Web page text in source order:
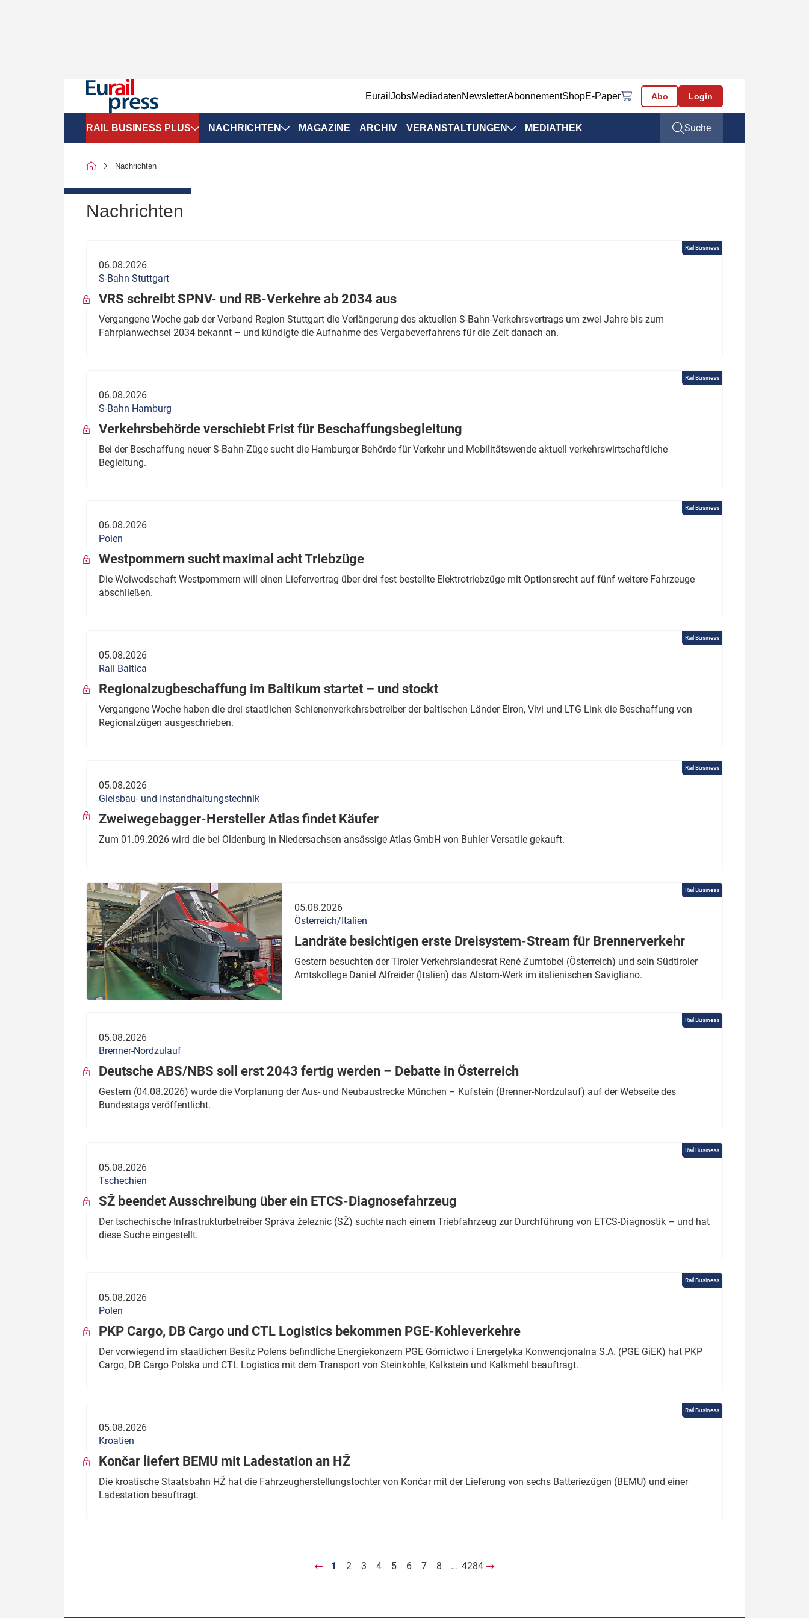
EurailJobsMediadatenNewsletterAbonnementShopE-Paper Abo Login
RAIL BUSINESS PLUS
SPNV-Marktdaten
Politik
wen?
Thema des Monats
Dossier: Generalsanierung
Dossier: ETCS
NACHRICHTEN
ÖPNV
MAGAZINE ARCHIV VERANSTALTUNGEN MEDIATHEK Suche
Nachrichten
Nachrichten
Rail Business
06.08.2026
S-Bahn Stuttgart
VRS schreibt SPNV- und RB-Verkehre ab 2034 aus
Vergangene Woche gab der Verband Region Stuttgart die Verlängerung des aktuellen S-Bahn-Verkehrsvertrags um zwei Jahre bis zum
Fahrplanwechsel 2034 bekannt – und kündigte die Aufnahme des Vergabeverfahrens für die Zeit danach an.
Rail Business
06.08.2026
S-Bahn Hamburg
Verkehrsbehörde verschiebt Frist für Beschaffungsbegleitung
Bei der Beschaffung neuer S-Bahn-Züge sucht die Hamburger Behörde für Verkehr und Mobilitätswende aktuell verkehrswirtschaftliche
Begleitung.
Rail Business
06.08.2026
Polen
Westpommern sucht maximal acht Triebzüge
Die Woiwodschaft Westpommern will einen Liefervertrag über drei fest bestellte Elektrotriebzüge mit Optionsrecht auf fünf weitere Fahrzeuge
abschließen.
Rail Business
05.08.2026
Rail Baltica
Regionalzugbeschaffung im Baltikum startet – und stockt
Vergangene Woche haben die drei staatlichen Schienenverkehrsbetreiber der baltischen Länder Elron, Vivi und LTG Link die Beschaffung von
Regionalzügen ausgeschrieben.
Rail Business
05.08.2026
Gleisbau- und Instandhaltungstechnik
Zweiwegebagger-Hersteller Atlas findet Käufer
Zum 01.09.2026 wird die bei Oldenburg in Niedersachsen ansässige Atlas GmbH von Buhler Versatile gekauft.
Rail Business
05.08.2026
Österreich/Italien
Landräte besichtigen erste Dreisystem-Stream für Brennerverkehr
Gestern besuchten der Tiroler Verkehrslandesrat René Zumtobel (Österreich) und sein Südtiroler
Amtskollege Daniel Alfreider (Italien) das Alstom-Werk im italienischen Savigliano.
Rail Business
05.08.2026
Brenner-Nordzulauf
Deutsche ABS/NBS soll erst 2043 fertig werden – Debatte in Österreich
Gestern (04.08.2026) wurde die Vorplanung der Aus- und Neubaustrecke München – Kufstein (Brenner-Nordzulauf) auf der Webseite des
Bundestags veröffentlicht.
Rail Business
05.08.2026
Tschechien
SŽ beendet Ausschreibung über ein ETCS-Diagnosefahrzeug
Der tschechische Infrastrukturbetreiber Správa železnic (SŽ) suchte nach einem Triebfahrzeug zur Durchführung von ETCS-Diagnostik – und hat
diese Suche eingestellt.
Rail Business
05.08.2026
Polen
PKP Cargo, DB Cargo und CTL Logistics bekommen PGE-Kohleverkehre
Der vorwiegend im staatlichen Besitz Polens befindliche Energiekonzern PGE Górnictwo i Energetyka Konwencjonalna S.A. (PGE GiEK) hat PKP
Cargo, DB Cargo Polska und CTL Logistics mit dem Transport von Steinkohle, Kalkstein und Kalkmehl beauftragt.
Rail Business
05.08.2026
Kroatien
Končar liefert BEMU mit Ladestation an HŽ
Die kroatische Staatsbahn HŽ hat die Fahrzeugherstellungstochter von Končar mit der Lieferung von sechs Batteriezügen (BEMU) und einer
Ladestation beauftragt.
1 2 3 4 5 6 7 8 … 4284